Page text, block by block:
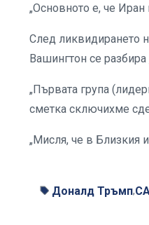
„Основното е, че
След ликвидирането
Вашингтон се
„Първата група
сметка сключихме
„Мисля, че в Близкия
Доналд Тръмп,